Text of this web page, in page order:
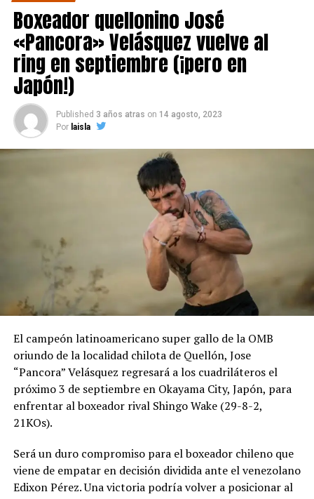
Boxeador quellonino José
«Pancora» Velásquez vuelve al
ring en septiembre (¡pero en
Japón!)
Published 3 años atras on 14 agosto, 2023
Por laisla
El campeón latinoamericano super gallo de la OMB
oriundo de la localidad chilota de Quellón, Jose
“Pancora” Velásquez regresará a los cuadriláteros el
próximo 3 de septiembre en Okayama City, Japón, para
enfrentar al boxeador rival Shingo Wake (29-8-2,
21KOs).
Será un duro compromiso para el boxeador chileno que
viene de empatar en decisión dividida ante el venezolano
Edixon Pérez. Una victoria podría volver a posicionar al